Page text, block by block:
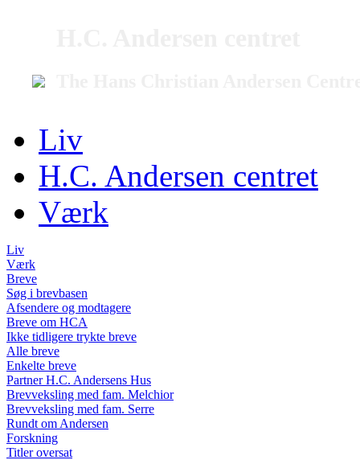
Liv
H.C. Andersen centret
Værk
Liv
Værk
Breve
Søg i brevbasen
Afsendere og modtagere
Breve om HCA
Ikke tidligere trykte breve
Alle breve
Enkelte breve
Partner H.C. Andersens Hus
Brevveksling med fam. Melchior
Brevveksling med fam. Serre
Rundt om Andersen
Forskning
Titler oversat